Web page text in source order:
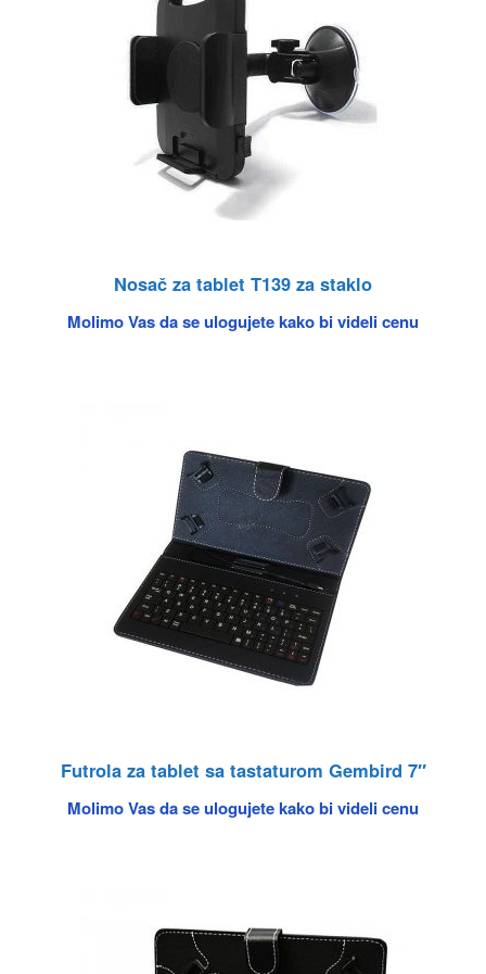
Nosač za tablet T139 za staklo
Molimo Vas da se ulogujete kako bi videli cenu
Futrola za tablet sa tastaturom Gembird 7″
Molimo Vas da se ulogujete kako bi videli cenu